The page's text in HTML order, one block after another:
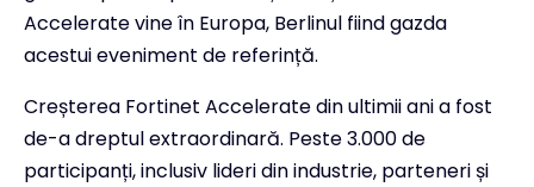
Accelerate vine în Europa, Berlinul fiind gazda
acestui eveniment de referință.
Creșterea Fortinet Accelerate din ultimii ani a fost
de-a dreptul extraordinară. Peste 3.000 de
participanți, inclusiv lideri din industrie, parteneri și